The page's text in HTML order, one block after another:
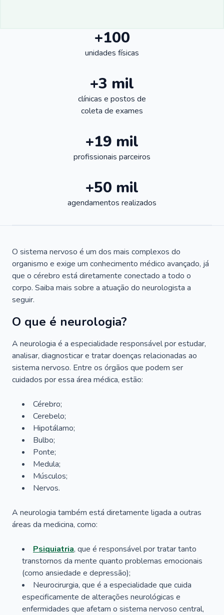
+100
unidades físicas
+3 mil
clínicas e postos de
coleta de exames
+19 mil
profissionais parceiros
+50 mil
agendamentos realizados
O sistema nervoso é um dos mais complexos do
organismo e exige um conhecimento médico avançado, já
que o cérebro está diretamente conectado a todo o
corpo. Saiba mais sobre a atuação do neurologista a
seguir.
O que é neurologia?
A neurologia é a especialidade responsável por estudar,
analisar, diagnosticar e tratar doenças relacionadas ao
sistema nervoso. Entre os órgãos que podem ser
cuidados por essa área médica, estão:
Cérebro;
Cerebelo;
Hipotálamo;
Bulbo;
Ponte;
Medula;
Músculos;
Nervos.
A neurologia também está diretamente ligada a outras
áreas da medicina, como:
Psiquiatria, que é responsável por tratar tanto
transtornos da mente quanto problemas emocionais
(como ansiedade e depressão);
Neurocirurgia, que é a especialidade que cuida
especificamente de alterações neurológicas e
enfermidades que afetam o sistema nervoso central,